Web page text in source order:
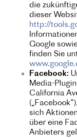
die
dieser
http://
Google
finden Sie
Facebook:
Media-
California
(„Facebook“).
sich
über eine
Anbieters